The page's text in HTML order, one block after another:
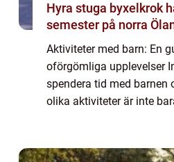
Hyra stuga byxelkrok havsnära
semester på norra
Aktiviteter med barn: En
oförgömliga upplevelser
spendera tid med barnen
olika aktiviteter är inte
möjligh...